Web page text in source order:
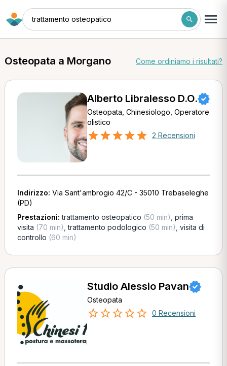
trattamento osteopatico
Osteopata a Morgano Come ordiniamo i risultati?
Alberto Libralesso D.O.
Osteopata, Chinesiologo, Operatore
olistico
2 Recensioni
Indirizzo: Via Sant'ambrogio 42/C - 35010 Trebaseleghe
(PD)
Prestazioni:trattamento osteopatico (50 min) prima
visita (70 min) ,trattamento podologico (50 min) visita di
controllo (60 min)
Studio Alessio Pavan
Osteopata
0 Recensioni